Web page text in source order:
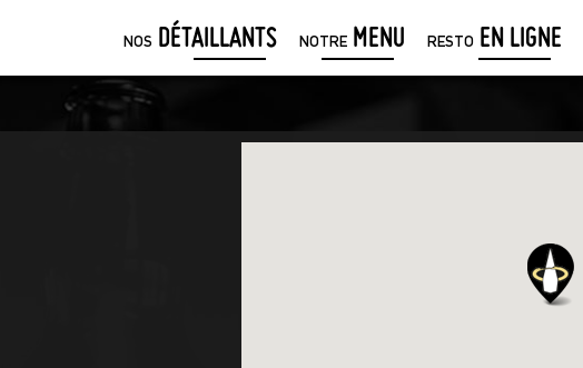
NOS DÉTAILLANTS NOTRE MENU RESTO EN LIGNE